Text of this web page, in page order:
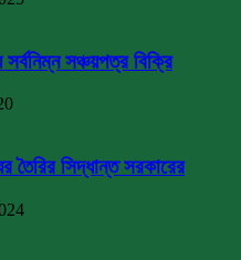
সঞ্চয়পত্র বিক্রি
তৈরির সিদ্ধান্ত সরকারের